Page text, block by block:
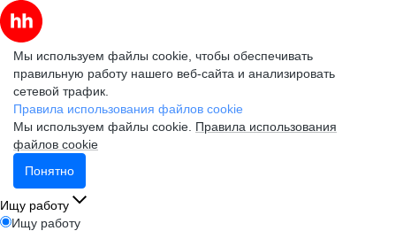
Мы используем файлы cookie, чтобы обеспечивать
правильную работу нашего веб-сайта и анализировать
сетевой трафик.
Правила использования файлов cookie
Мы используем файлы cookie. Правила использования
файлов cookie
Понятно
Ищу работу
Ищу работу